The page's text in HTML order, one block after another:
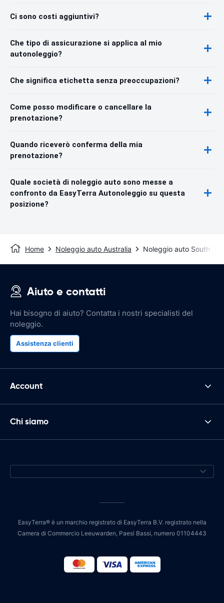
Ci sono costi aggiuntivi?
Che tipo di assicurazione si applica al mio
autonoleggio?
Che significa etichetta senza preoccupazioni?
Come posso modificare o cancellare la
prenotazione?
Quando riceverò conferma della mia
prenotazione?
Quale società di noleggio auto sono messe a
confronto da EasyTerra Autonoleggio su questa
posizione?
Home Noleggio auto Australia Noleggio auto South
Aiuto e contatti
Hai bisogno di aiuto? Contatta i nostri specialisti del
noleggio.
Assistenza clienti
Account
Chi siamo
EasyTerra® è un marchio registrato di EasyTerra B.V. registrato nella
Camera di Commercio Leeuwarden, Paesi Bassi, numero 01104443